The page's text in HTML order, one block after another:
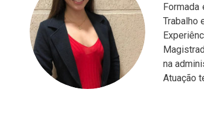
Trabalho
na
Atuação